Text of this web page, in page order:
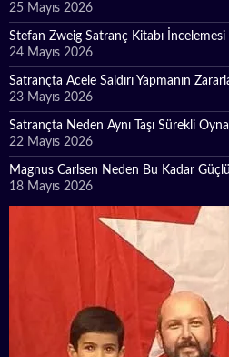
25 Mayıs 2026
Stefan Zweig Satranç Kitabı İncelemesi
24 Mayıs 2026
Satrançta Acele Saldırı Yapmanın
23 Mayıs 2026
Satrançta Neden Aynı Taşı Sürekli
22 Mayıs 2026
Magnus Carlsen Neden Bu Kadar
18 Mayıs 2026